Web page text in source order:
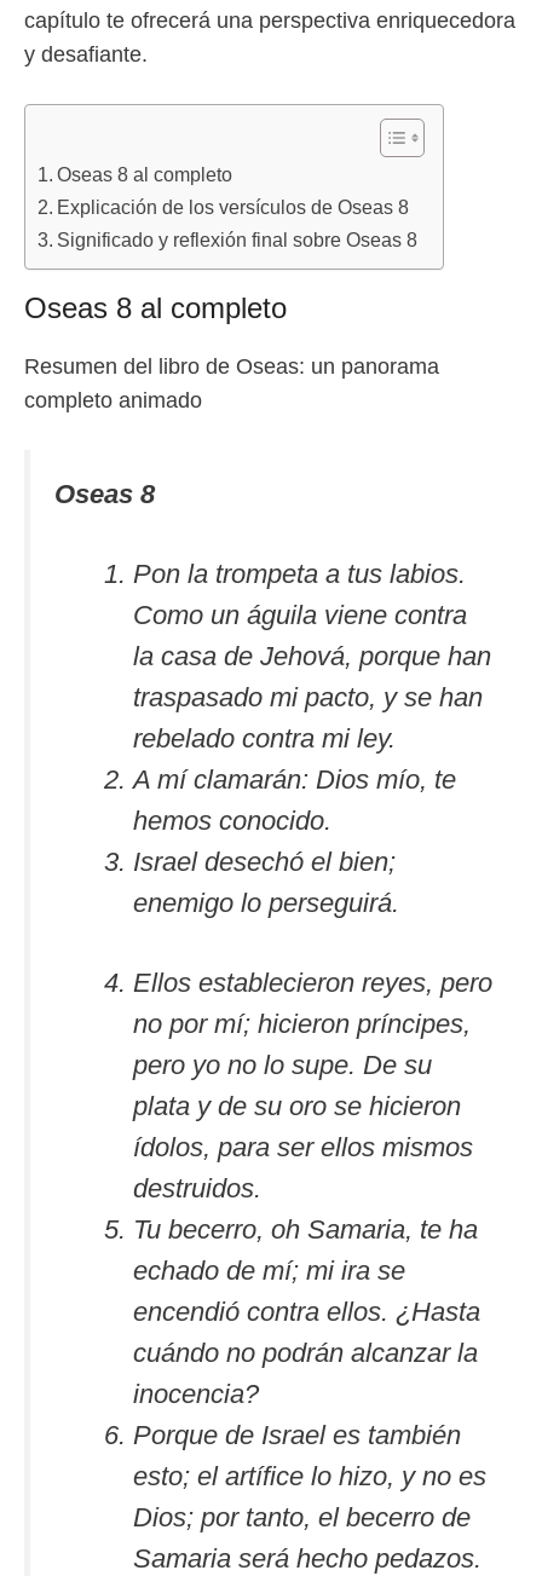
capítulo te ofrecerá una perspectiva enriquecedora
y desafiante.
Oseas 8 al completo
Explicación de los versículos de Oseas 8
Significado y reflexión final sobre Oseas 8
Oseas 8 al completo
Resumen del libro de Oseas: un panorama
completo animado
Oseas 8
Pon la trompeta a tus labios.
Como un águila viene contra
la casa de Jehová, porque han
traspasado mi pacto, y se han
rebelado contra mi ley.
A mí clamarán: Dios mío, te
hemos conocido.
Israel desechó el bien;
enemigo lo perseguirá.
Ellos establecieron reyes, pero
no por mí; hicieron príncipes,
pero yo no lo supe. De su
plata y de su oro se hicieron
ídolos, para ser ellos mismos
destruidos.
Tu becerro, oh Samaria, te ha
echado de mí; mi ira se
encendió contra ellos. ¿Hasta
cuándo no podrán alcanzar la
inocencia?
Porque de Israel es también
esto; el artífice lo hizo, y no es
Dios; por tanto, el becerro de
Samaria será hecho pedazos.